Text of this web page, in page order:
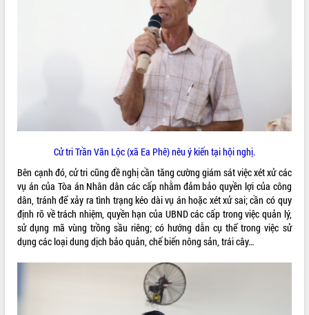
vùng trồng và doanh nghiệp đóng gói
Trình diễn nghệ thuật chế biến các
Đắk Lắk công bố Quy hoạch và xúc
ứng để giữ vững thị trường xuất khẩu
Diễn đàn Kinh tế tư nhân Việt Nam đột
phá cơ chế - Hợp tác công tư
Đề án 06 tạo bước ngoặt đột phá trong
cải cách hành chính tỉnh Đắk Lắk
Kết nối tour, đẩy mạnh chuyển đổi số
để phát triển du lịch Đắk Lắk
Khởi động Dự án Đầu tư xây dựng hạ
Cử tri Trần Văn Lộc (xã Ea Phê) nêu ý kiến tại hội nghị.
Bên cạnh đó, cử tri cũng đề nghị cần tăng cường giám sát việc xét xử các
vụ án của Tòa án Nhân dân các cấp nhằm đảm bảo quyền lợi của công
dân, tránh để xảy ra tình trạng kéo dài vụ án hoặc xét xử sai; cần có quy
định rõ về trách nhiệm, quyền hạn của UBND các cấp trong việc quản lý,
sử dụng mã vùng trồng sầu riêng; có hướng dẫn cụ thể trong việc sử
dụng các loại dung dịch bảo quản, chế biến nông sản, trái cây…